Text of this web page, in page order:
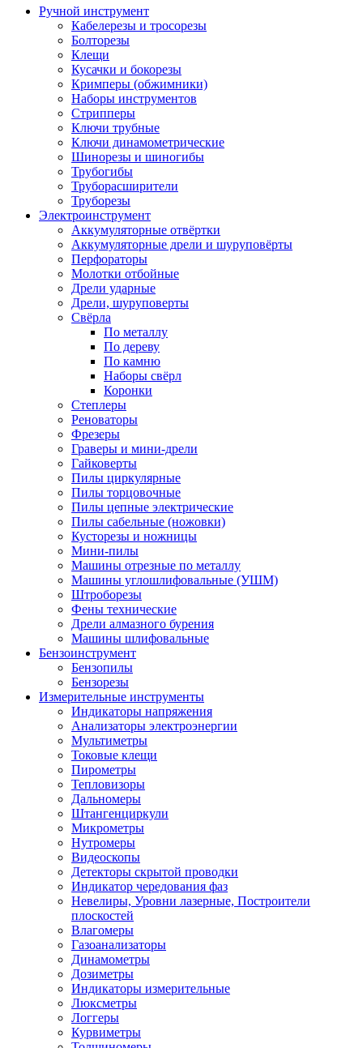
Ручной инструмент
Кабелерезы и тросорезы
Болторезы
Клещи
Кусачки и бокорезы
Кримперы (обжимники)
Наборы инструментов
Стрипперы
Ключи трубные
Ключи динамометрические
Шинорезы и шиногибы
Трубогибы
Труборасширители
Труборезы
Электроинструмент
Аккумуляторные отвёртки
Аккумуляторные дрели и шуруповёрты
Перфораторы
Молотки отбойные
Дрели ударные
Дрели, шуруповерты
Свёрла
По металлу
По дереву
По камню
Наборы свёрл
Коронки
Степлеры
Реноваторы
Фрезеры
Граверы и мини-дрели
Гайковерты
Пилы циркулярные
Пилы торцовочные
Пилы цепные электрические
Пилы сабельные (ножовки)
Кусторезы и ножницы
Мини-пилы
Машины отрезные по металлу
Машины углошлифовальные (УШМ)
Штроборезы
Фены технические
Дрели алмазного бурения
Машины шлифовальные
Бензоинструмент
Бензопилы
Бензорезы
Измерительные инструменты
Индикаторы напряжения
Анализаторы электроэнергии
Мультиметры
Токовые клещи
Пирометры
Тепловизоры
Дальномеры
Штангенциркули
Микрометры
Нутромеры
Видеоскопы
Детекторы скрытой проводки
Индикатор чередования фаз
Невелиры, Уровни лазерные, Построители
плоскостей
Влагомеры
Газоанализаторы
Динамометры
Дозиметры
Индикаторы измерительные
Люксметры
Логгеры
Курвиметры